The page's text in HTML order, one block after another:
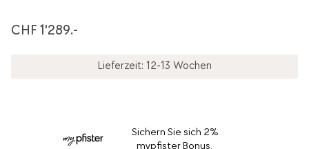
CHF 1'289.-
Lieferzeit: 12-13 Wochen
Sichern Sie sich 2%
mypfister Bonus.